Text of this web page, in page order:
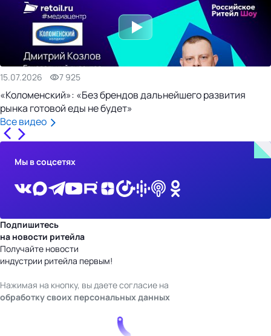
15.07.2026 7 925
«Коломенский»: «Без брендов дальнейшего развития
рынка готовой еды не будет»
Все видео
Мы в соцсетях
Подпишитесь
на новости ритейла
Получайте новости
индустрии ритейла первым!
Нажимая на кнопку, вы даете согласие на
обработку своих персональных данных